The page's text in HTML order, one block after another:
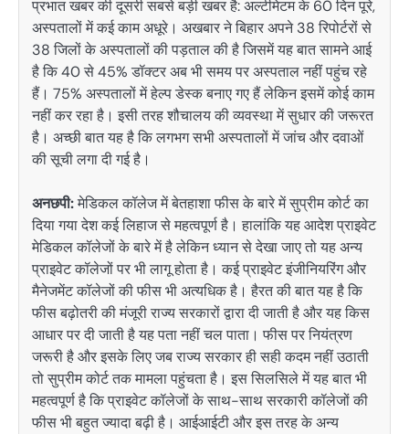
प्रभात खबर की दूसरी सबसे बड़ी खबर है: अल्टीमेटम के 60 दिन पूरे,
अस्पतालों में कई काम अधूरे। अखबार ने बिहार अपने 38 रिपोर्टरों से
38 जिलों के अस्पतालों की पड़ताल की है जिसमें यह बात सामने आई
है कि 40 से 45% डॉक्टर अब भी समय पर अस्पताल नहीं पहुंच रहे
हैं। 75% अस्पतालों में हेल्प डेस्क बनाए गए हैं लेकिन इसमें कोई काम
नहीं कर रहा है। इसी तरह शौचालय की व्यवस्था में सुधार की जरूरत
है। अच्छी बात यह है कि लगभग सभी अस्पतालों में जांच और दवाओं
की सूची लगा दी गई है।
अनछपी:मेडिकल कॉलेज में बेतहाशा फीस के बारे में सुप्रीम कोर्ट का
दिया गया देश कई लिहाज से महत्वपूर्ण है। हालांकि यह आदेश प्राइवेट
मेडिकल कॉलेजों के बारे में है लेकिन ध्यान से देखा जाए तो यह अन्य
प्राइवेट कॉलेजों पर भी लागू होता है। कई प्राइवेट इंजीनियरिंग और
मैनेजमेंट कॉलेजों की फीस भी अत्यधिक है। हैरत की बात यह है कि
फीस बढ़ोतरी की मंजूरी राज्य सरकारों द्वारा दी जाती है और यह किस
आधार पर दी जाती है यह पता नहीं चल पाता। फीस पर नियंत्रण
जरूरी है और इसके लिए जब राज्य सरकार ही सही कदम नहीं उठाती
तो सुप्रीम कोर्ट तक मामला पहुंचता है। इस सिलसिले में यह बात भी
महत्वपूर्ण है कि प्राइवेट कॉलेजों के साथ-साथ सरकारी कॉलेजों की
फीस भी बहुत ज्यादा बढ़ी है। आईआईटी और इस तरह के अन्य